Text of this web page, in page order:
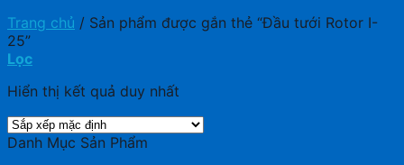
Trang chủ / Sản phẩm được gắn thẻ “Đầu tưới Rotor I-
25”
Lọc
Hiển thị kết quả duy nhất
Danh Mục Sản Phẩm